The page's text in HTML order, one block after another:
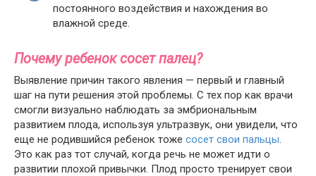
постоянного воздействия и нахождения во
влажной среде.
Почему ребенок сосет палец?
Выявление причин такого явления — первый и главный
шаг на пути решения этой проблемы. С тех пор как врачи
смогли визуально наблюдать за эмбриональным
развитием плода, используя ультразвук, они увидели, что
еще не родившийся ребенок тоже сосет свои пальцы.
Это как раз тот случай, когда речь не может идти о
развитии плохой привычки. Плод просто тренирует свои